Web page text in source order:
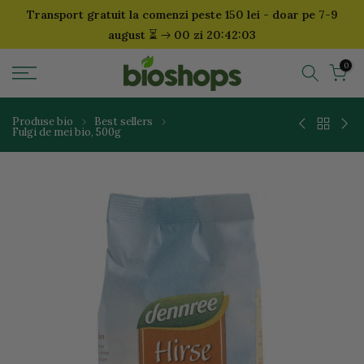
SariTransport gratuit la comenzi peste 150 lei - doar pe 7-9
august ⏳ 00 zi 20:42:02
0
Produse bio Best sellers
Fulgi de mei bio, 500g